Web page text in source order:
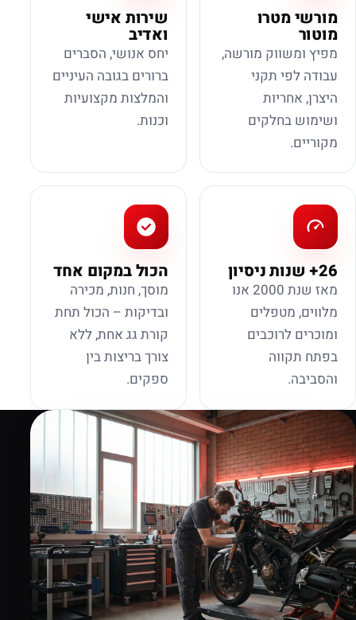
מורשי מטרו
מוטור
מפיץ ומשווק מורשה,
עבודה לפי תקני
היצרן, אחריות
ושימוש בחלקים
מקוריים.
שירות אישי
ואדיב
יחס אנושי, הסברים
ברורים בגובה העיניים
והמלצות מקצועיות
וכנות.
26+ שנות ניסיון
מאז שנת 2000 אנו
מלווים, מטפלים
ומוכרים לרוכבים
בפתח תקווה
והסביבה.
הכול במקום אחד
מוסך, חנות, מכירה
ובדיקות – הכול תחת
קורת גג אחת, ללא
צורך בריצות בין
ספקים.